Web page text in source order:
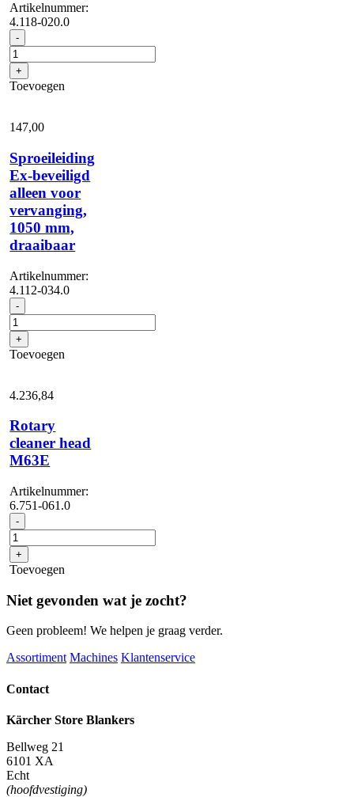
Artikelnummer:
4.118-020.0
- EASY!Force
Ex
aantal
+
Toevoegen
147,00
Sproeileiding
Ex-beveiligd
alleen voor
vervanging,
1050 mm,
draaibaar
Artikelnummer:
4.112-034.0
- Sproeileiding
Ex-
beveiligd
alleen
voor
1050
mm,
aantal
+
Toevoegen
4.236,84
Rotary
cleaner head
M63E
Artikelnummer:
6.751-061.0
- Rotary
cleaner
head
M63E
aantal
+
Toevoegen
Niet gevonden wat je zocht?
Geen probleem! We helpen je graag verder.
Assortiment Machines Klantenservice
Contact
Kärcher Store Blankers
Bellweg 21
6101 XA
Echt
(hoofdvestiging)